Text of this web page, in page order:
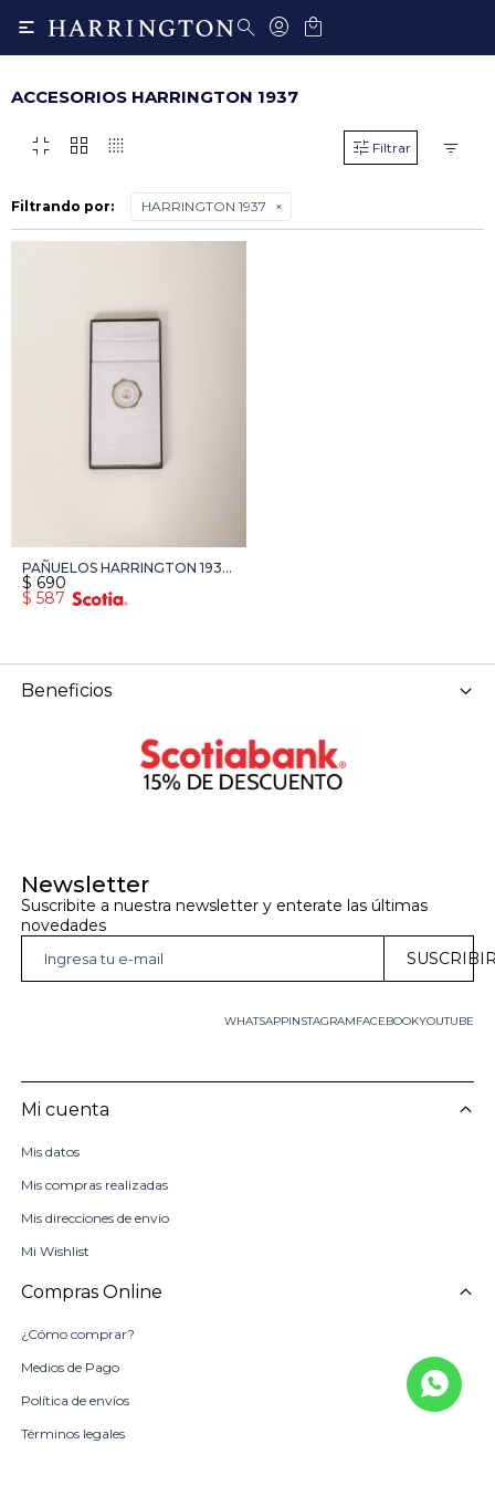

ACCESORIOS HARRINGTON 1937
fullscreen_exit grid_view transition_dissolve
Filtrando por: HARRINGTON 1937
PAÑUELOS HARRINGTON 1937
- BLANCO
$ 690
$ 587
Newsletter
Suscribite a nuestra newsletter y enterate las últimas
novedades
WHATSAPP FACEBOOKYOUTUBE
INSTAGRAM
Mi cuenta
Mis datos
Mis compras realizadas
Mis direcciones de envío
Mi Wishlist
Compras Online
¿Cómo comprar?
Medios de Pago
Política de envíos
Términos legales
Beneficios